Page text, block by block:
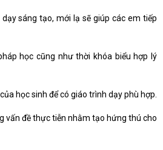
sáng tạo, mới lạ sẽ giúp các em tiếp
học cũng như thời khóa biểu hợp lý
học sinh để có giáo trình dạy phù hợp.
vấn đề thực tiễn nhằm tạo hứng thú cho